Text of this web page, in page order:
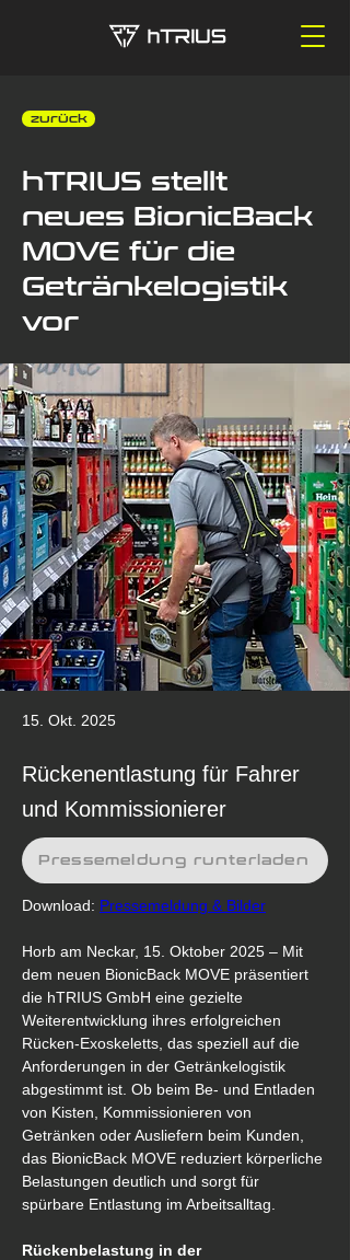
‎ ‎ zurück
hTRIUS stellt
neues BionicBack
MOVE für die
Getränkelogistik
vor
15. Okt. 2025
Rückenentlastung für Fahrer
und Kommissionierer
Download: Pressemeldung & Bilder
Horb am Neckar, 15. Oktober 2025 – Mit
dem neuen BionicBack MOVE präsentiert
die hTRIUS GmbH eine gezielte
Weiterentwicklung ihres erfolgreichen
Rücken-Exoskeletts, das speziell auf die
Anforderungen in der Getränkelogistik
abgestimmt ist. Ob beim Be- und Entladen
von Kisten, Kommissionieren von
Getränken oder Ausliefern beim Kunden,
das BionicBack MOVE reduziert körperliche
Belastungen deutlich und sorgt für
spürbare Entlastung im Arbeitsalltag.
Rückenbelastung in der
Pressemeldung runterladen